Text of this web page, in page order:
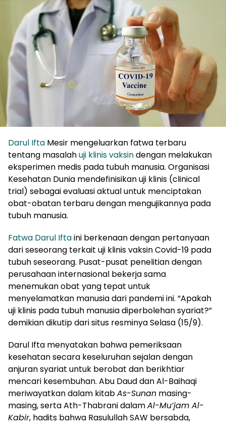
Darul Ifta Mesir mengeluarkan fatwa terbaru
tentang masalahuji klinis vaksindengan melakukan
eksperimen medis pada tubuh manusia. Organisasi
Kesehatan Dunia mendefinisikan uji klinis (clinical
trial) sebagai evaluasi aktual untuk menciptakan
obat-obatan terbaru dengan mengujikannya pada
tubuh manusia.
Fatwa Darul Iftaini berkenaan dengan pertanyaan
dari seseorang terkait uji klinis vaksin Covid-19 pada
tubuh seseorang. Pusat-pusat penelitian dengan
perusahaan internasional bekerja sama
menemukan obat yang tepat untuk
menyelamatkan manusia dari pandemi ini. “Apakah
uji klinis pada tubuh manusia diperbolehan syariat?”
demikian dikutip dari situs resminya Selasa (15/9).
Darul Ifta menyatakan bahwa pemeriksaan
kesehatan secara keseluruhan sejalan dengan
anjuran syariat untuk berobat dan berikhtiar
mencari kesembuhan. Abu Daud dan Al-Baihaqi
meriwayatkan dalam kitabAs-Sunan masing-
masing, serta Ath-Thabrani dalamAl-Mu’jam Al-
Kabir, hadits bahwa Rasulullah SAW bersabda,